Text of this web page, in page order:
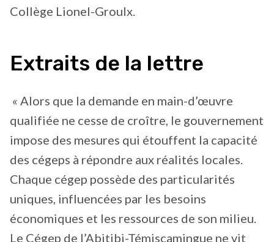
Collège Lionel-Groulx.
Extraits de la lettre
« Alors que la demande en main-d’œuvre
qualifiée ne cesse de croître, le gouvernement
impose des mesures qui étouffent la capacité
des cégeps à répondre aux réalités locales.
Chaque cégep possède des particularités
uniques, influencées par les besoins
économiques et les ressources de son milieu.
Le Cégep de l’Abitibi-Témiscamingue ne vit